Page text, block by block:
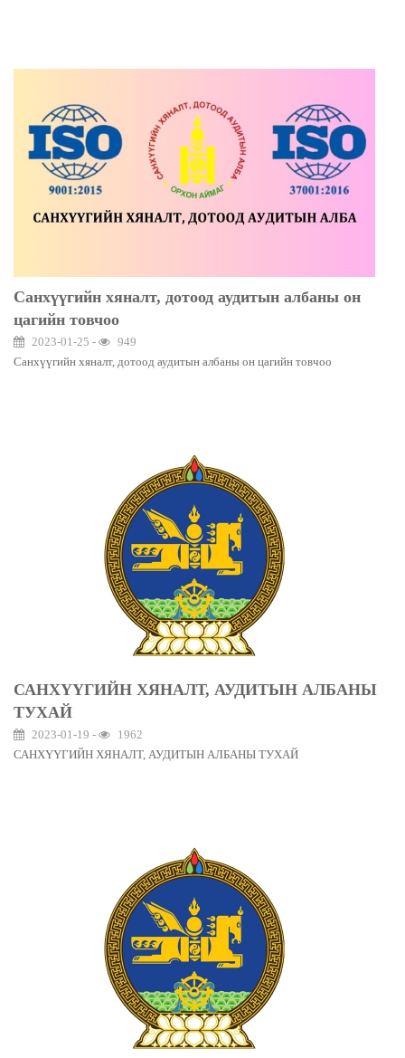
Санхүүгийн хяналт, дотоод аудитын албаны он
цагийн товчоо
2023-01-25 -
949
Санхүүгийн хяналт, дотоод аудитын албаны он цагийн товчоо
САНХҮҮГИЙН ХЯНАЛТ, АУДИТЫН АЛБАНЫ
ТУХАЙ
2023-01-19 -
1962
САНХҮҮГИЙН ХЯНАЛТ, АУДИТЫН АЛБАНЫ ТУХАЙ